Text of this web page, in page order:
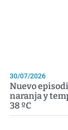
30/07/2026
Nuevo
naranja y
38 ºC